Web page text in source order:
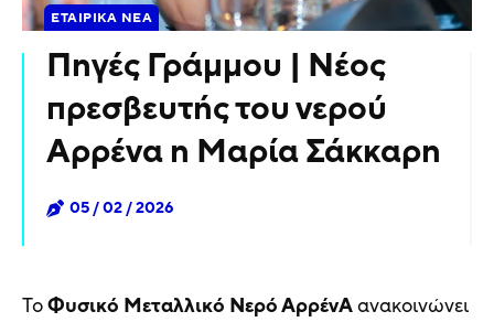
ΕΤΑΙΡΙΚΆ ΝΈΑ
Πηγές Γράμμου | Νέος
πρεσβευτής του νερού
Αρρένα η Μαρία Σάκκαρη
05 / 02 / 2026
ΤοΦυσικό Μεταλλικό Νερό ΑρρένΑανακοινώνει